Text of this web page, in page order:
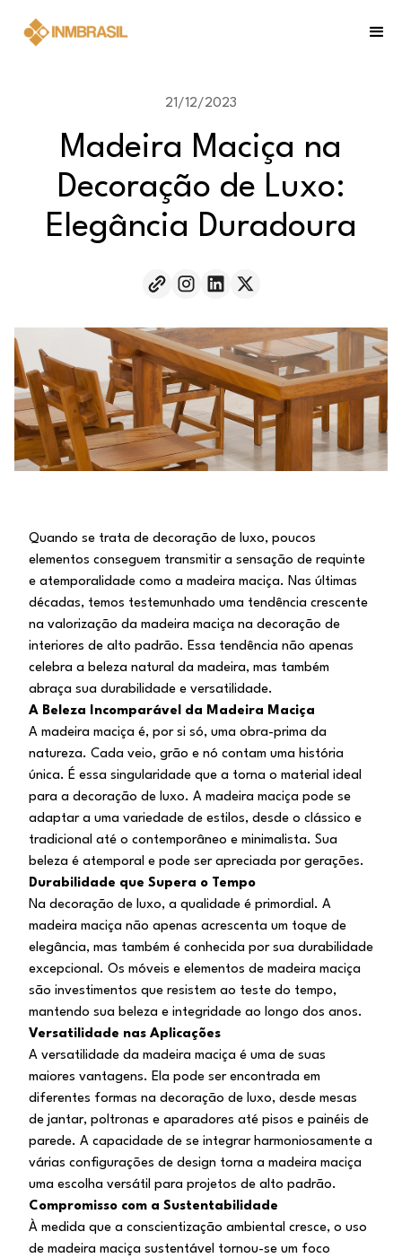
21/12/2023
Madeira Maciça na
Decoração de Luxo:
Elegância Duradoura
Quando se trata de decoração de luxo, poucos
elementos conseguem transmitir a sensação de requinte
e atemporalidade como a madeira maciça. Nas últimas
décadas, temos testemunhado uma tendência crescente
na valorização da madeira maciça na decoração de
interiores de alto padrão. Essa tendência não apenas
celebra a beleza natural da madeira, mas também
abraça sua durabilidade e versatilidade.
A Beleza Incomparável da Madeira Maciça
A madeira maciça é, por si só, uma obra-prima da
natureza. Cada veio, grão e nó contam uma história
única. É essa singularidade que a torna o material ideal
para a decoração de luxo. A madeira maciça pode se
adaptar a uma variedade de estilos, desde o clássico e
tradicional até o contemporâneo e minimalista. Sua
beleza é atemporal e pode ser apreciada por gerações.
Durabilidade que Supera o Tempo
Na decoração de luxo, a qualidade é primordial. A
madeira maciça não apenas acrescenta um toque de
elegância, mas também é conhecida por sua durabilidade
excepcional. Os móveis e elementos de madeira maciça
são investimentos que resistem ao teste do tempo,
mantendo sua beleza e integridade ao longo dos anos.
Versatilidade nas Aplicações
A versatilidade da madeira maciça é uma de suas
maiores vantagens. Ela pode ser encontrada em
diferentes formas na decoração de luxo, desde mesas
de jantar, poltronas e aparadores até pisos e painéis de
parede. A capacidade de se integrar harmoniosamente a
várias configurações de design torna a madeira maciça
uma escolha versátil para projetos de alto padrão.
Compromisso com a Sustentabilidade
À medida que a conscientização ambiental cresce, o uso
de madeira maciça sustentável tornou-se um foco